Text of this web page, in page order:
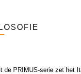
de PRIMUS-serie zet het